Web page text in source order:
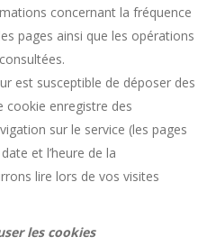
concernant la fréquence
pages ainsi que les opérations
est susceptible de déposer des
cookie enregistre des
sur le service (les pages
et l’heure de la
lire lors de vos visites
les cookies